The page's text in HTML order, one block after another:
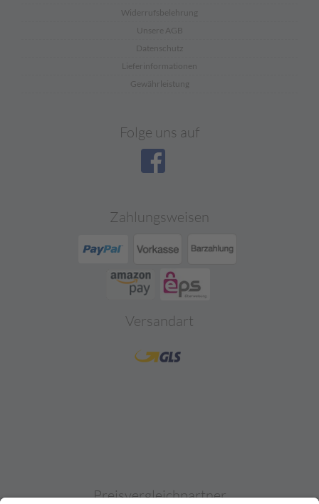
Widerrufsbelehrung
Unsere AGB
Datenschutz
Lieferinformationen
Gewährleistung
Folge uns auf
Zahlungsweisen
Versandart
Preisvergleichpartner